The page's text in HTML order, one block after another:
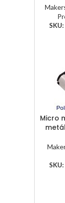
SKU:
Micro
SKU: